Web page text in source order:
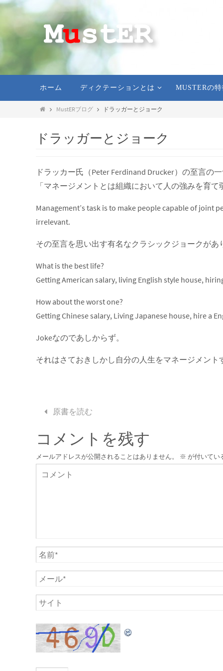
ホーム ディクテーションとは MUSTERの
MustERブログ ドラッガーとジョーク
ドラッガーとジョーク
ドラッカー氏（Peter Ferdinand Drucker）の至言の
「マネージメントとは組織において人の強みを育
Management’s task is to make people capable of joint
irrelevant.
その至言を思い出す有名なクラシックジョークがあ
What is the best life?
Getting American salary, living English style house,
How about the worst one?
Getting Chinese salary, Living Japanese house, hire a
Jokeなのであしからず。
それはさておきしかし自分の人生をマネージメン
原書を読む
コメントを残す
メールアドレスが公開されることはありません。 ※ が付いてい